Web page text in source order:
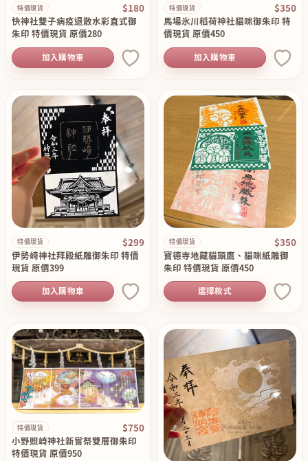
特價現貨 $180
快神社雙子病疫退散水彩直式御
朱印 特價現貨 原價280
加入購物車
特價現貨 $350
馬場氷川稻荷神社貓咪御朱印 特
價現貨 原價450
加入購物車
特價現貨 $299
伊勢崎神社拜殿紙雕御朱印 特價
現貨 原價399
加入購物車
特價現貨 $350
寶德寺地藏貓頭鷹、貓咪紙雕御
朱印 特價現貨 原價450
選擇款式
特價現貨 $750
小野照崎神社新嘗祭雙層御朱印
特價現貨 原價950